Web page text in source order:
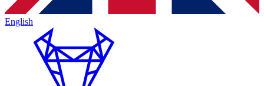
English